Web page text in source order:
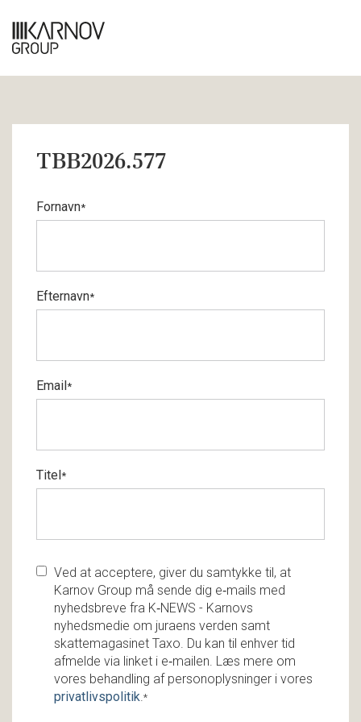
TBB2026.577
Fornavn*
Efternavn*
Email*
Titel*
Ved at acceptere, giver du samtykke til, at
Karnov Group må sende dig e‑mails med
nyhedsbreve fra K‑NEWS - Karnovs
nyhedsmedie om juraens verden samt
skattemagasinet Taxo. Du kan til enhver tid
afmelde via linket i e‑mailen. Læs mere om
vores behandling af personoplysninger i vores
privatlivspolitik.*